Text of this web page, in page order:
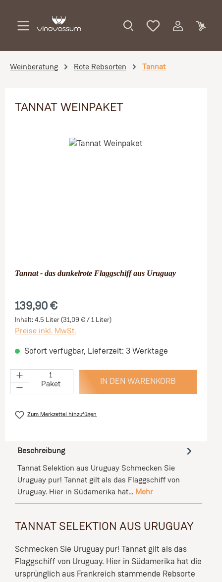
Weinberatung Rote Rebsorten Tannat
TANNAT WEINPAKET
Bildergalerie überspringen
Tannat - das dunkelrote Flaggschiff aus Uruguay
139,90 €
Inhalt: 4.5 Liter (31,09 € / 1 Liter)
Preise inkl. MwSt.
Sofort verfügbar, Lieferzeit: 3 Werktage
Paket IN DEN WARENKORB
Zum Merkzettel hinzufügen
Beschreibung
Tannat Selektion aus Uruguay Schmecken Sie
Uruguay pur! Tannat gilt als das Flaggschiff von
Uruguay. Hier in Südamerika hat… Mehr
TANNAT SELEKTION AUS URUGUAY
Schmecken Sie Uruguay pur! Tannat gilt als das
Flaggschiff von Uruguay. Hier in Südamerika hat die
ursprünglich aus Frankreich stammende Rebsorte